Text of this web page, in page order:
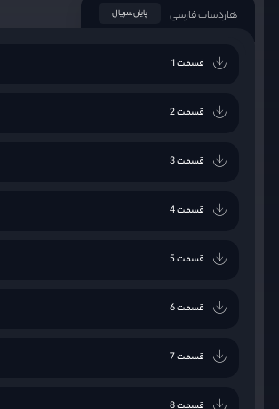
هاردساب فارسی پایان سریال
قسمت 1
قسمت 2
قسمت 3
قسمت 4
قسمت 5
قسمت 6
قسمت 7